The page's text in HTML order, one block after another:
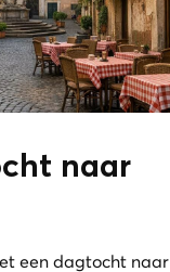
naar
een dagtocht naar